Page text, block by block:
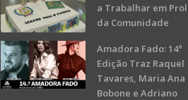
a Trabalhar em Prol
da Comunidade
Amadora Fado: 14ª
Edição Traz Raquel
Tavares, Maria Ana
Bobone e Adriano